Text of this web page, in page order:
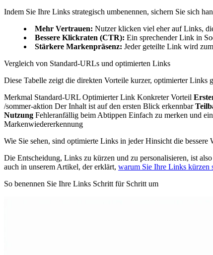
Indem Sie Ihre Links strategisch umbenennen, sichern Sie sich
Mehr Vertrauen: Nutzer klicken viel eher auf Links,
Bessere Klickraten (CTR): Ein sprechender Link in
Stärkere Markenpräsenz: Jeder geteilte Link wird
Vergleich von Standard-URLs und optimierten Links
Diese Tabelle zeigt die direkten Vorteile kurzer, optimierter Links
Merkmal Standard-URL Optimierter Link Konkreter Vorteil
/sommer-aktion Der Inhalt ist auf den ersten Blick erkennbar
Nutzung Fehleranfällig beim Abtippen Einfach zu merken und
Markenwiedererkennung
Wie Sie sehen, sind optimierte Links in jeder Hinsicht die bessere
Die Entscheidung, Links zu kürzen und zu personalisieren, ist
auch in unserem Artikel, der erklärt, warum Sie Ihre Links kürzen
So benennen Sie Ihre Links Schritt für Schritt um